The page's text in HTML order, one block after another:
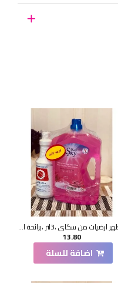
مطهر ارضيات من سكاي ،3لتر ،برائحة الورد
13.80
اضافة للسلة